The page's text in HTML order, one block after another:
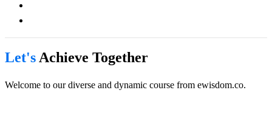
Let's Achieve Together
Welcome to our diverse and dynamic course from ewisdom.co.